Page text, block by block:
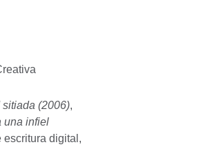
(2006),
una infiel
escritura digital,